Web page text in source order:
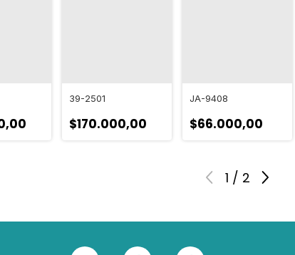
39-2501
$170.000,00
JA-9408
$66.000,00
1 / 2